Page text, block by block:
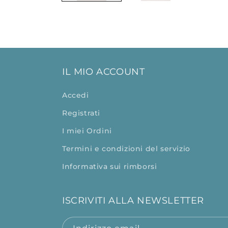
IL MIO ACCOUNT
Accedi
Registrati
I miei Ordini
Termini e condizioni del servizio
Informativa sui rimborsi
ISCRIVITI ALLA NEWSLETTER